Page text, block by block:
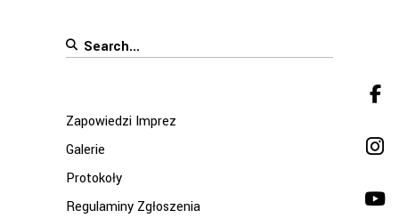
Search
Zapowiedzi Imprez
Galerie
Protokoły
Regulaminy Zgłoszenia